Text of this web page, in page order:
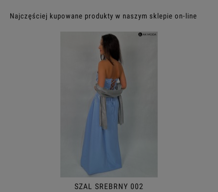
Najczęściej kupowane produkty w naszym sklepie on-line
SZAL SREBRNY 002